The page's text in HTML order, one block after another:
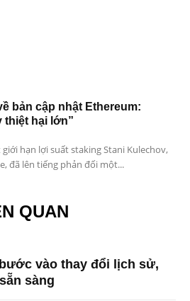
bản cập nhật Ethereum:
thiệt hại lớn”
hạn lợi suất staking Stani Kulechov,
đã lên tiếng phản đối một...
QUAN
vào thay đổi lịch sử,
sàng